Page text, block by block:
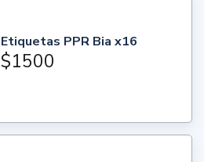
Etiquetas PPR Bia x16
$1500